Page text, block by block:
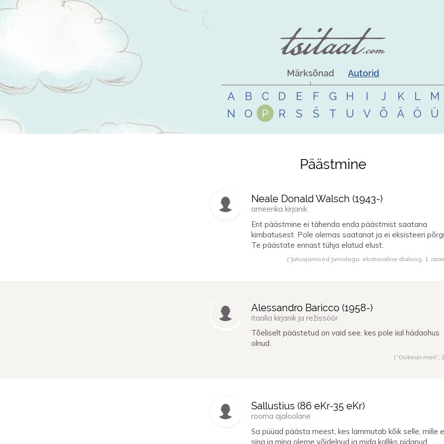
Märksõnad Autorid
A B C D E F G H I J K L
M
N
O P R S Š T U V Õ Ä Ö Ü
Päästmine
Neale Donald Walsch (1943-)
ameerika kirjanik
Ent päästmine ei tähenda enda päästmist saatana
kimbatusest. Pole olemas saatanat ja ei eksisteeri
Te päästate ennast tühja elatud elust.
(“Jutuajamised Jumalaga: ebatavaline dialoog. 1.
Alessandro Baricco (1958-)
itaalia kirjanik ja režissöör
Tõeliselt päästetud on vaid see, kes pole iial hädaohus
olnud.
(“Ookean meri”,
Sallustius (86 eKr-35 eKr)
rooma ajaloolane
Sa püüad päästa meest, kes lammutab kõik selle, mille
sina ja mina oleme võidelnud ja mida kalliks pidanud.